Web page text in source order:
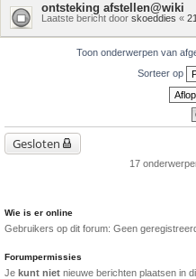
ontsteking afstellen@wiki
Laatste bericht door skoeddies «
Toon onderwerpen van
Sorteer op
Gesloten
17
Wie is er online
Gebruikers op dit forum: Geen
Forumpermissies
Je kunt niet nieuwe berichten plaatsen in